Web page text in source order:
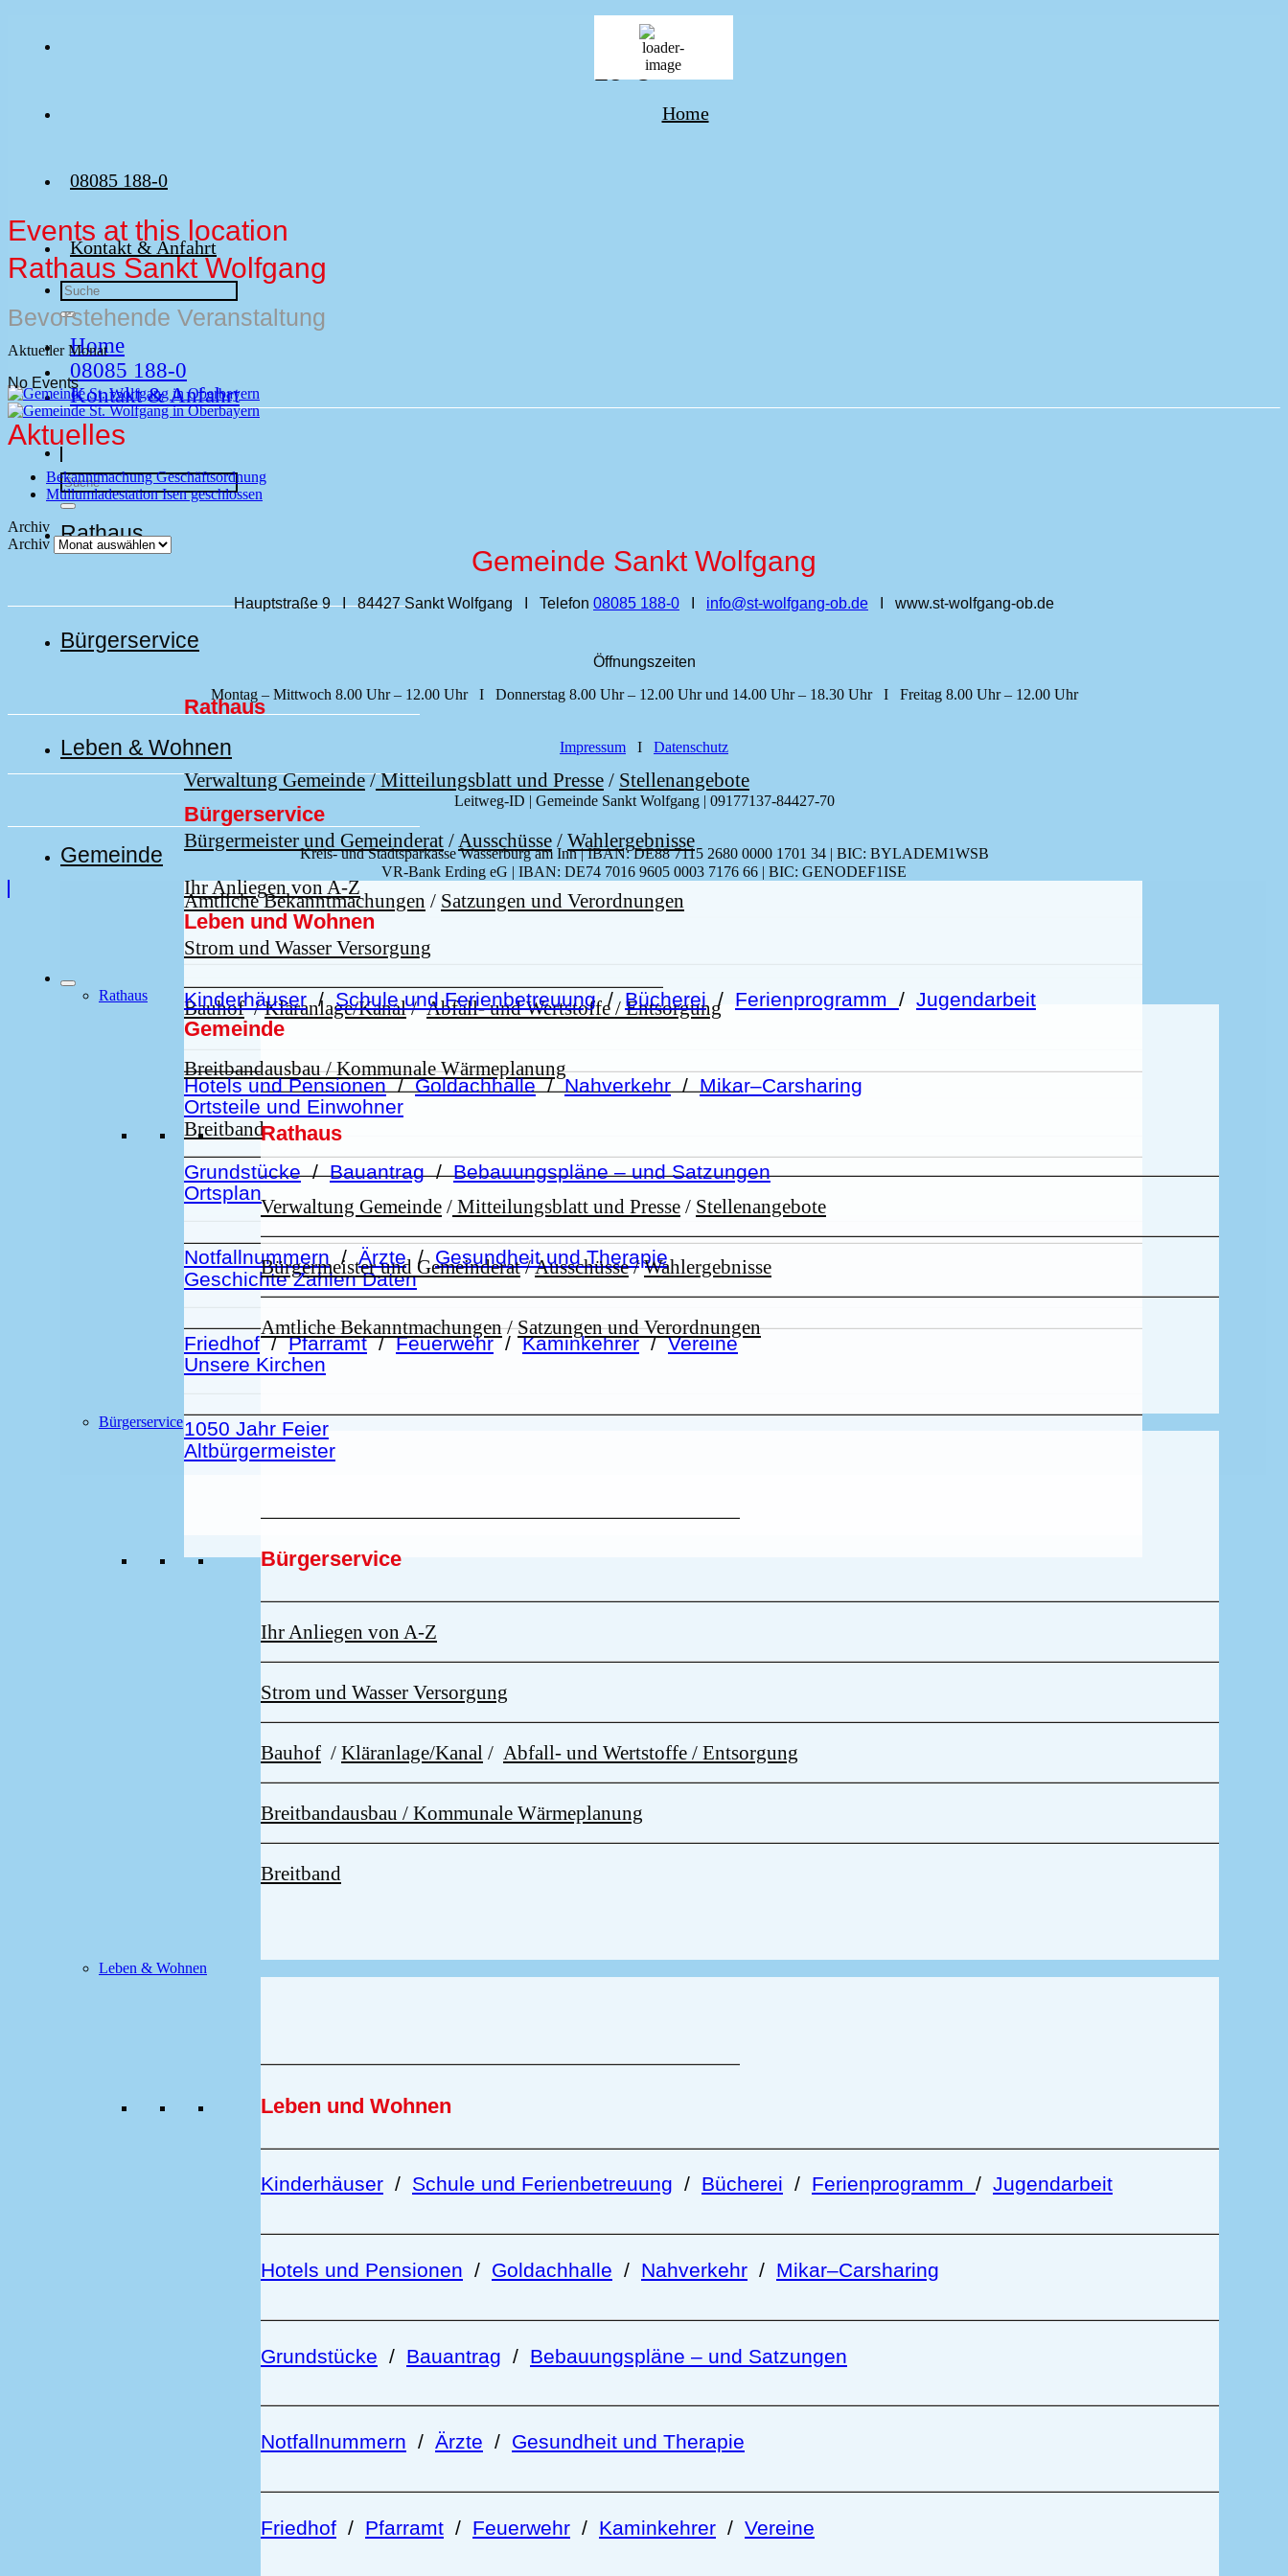
25°C
Home
08085 188-0
Kontakt & Anfahrt
Home
08085 188-0
Kontakt & Anfahrt
Rathaus
Rathaus
Verwaltung Gemeinde/Mitteilungsblatt und Presse / Stellenangebote
Bürgermeister und Gemeinderat / Ausschüsse / Wahlergebnisse
Amtliche Bekanntmachungen / Satzungen und Verordnungen
Bürgerservice
Bürgerservice
Ihr Anliegen von A-Z
Strom und Wasser Versorgung
Bauhof/Kläranlage/Kanal/Abfall- und Wertstoffe / Entsorgung
Breitbandausbau / Kommunale Wärmeplanung
Breitband
Leben & Wohnen
Leben und Wohnen
Kinderhäuser / Schule und Ferienbetreuung/ Bücherei / Ferienprogramm / Jugendarbeit
Hotels und Pensionen/Goldachhalle/Nahverkehr/Mikar–Carsharing
Grundstücke/Bauantrag/Bebauungspläne – und Satzungen
Notfallnummern /Ärzte/ Gesundheit und Therapie
Friedhof/Pfarramt/Feuerwehr/Kaminkehrer/Vereine
1050 Jahr Feier
Gemeinde
Gemeinde
Ortsteile und Einwohner
Ortsplan
Geschichte Zahlen Daten
Unsere Kirchen
Altbürgermeister
Rathaus
Rathaus
Verwaltung Gemeinde / Mitteilungsblatt und Presse / Stellenangebote
Bürgermeister und Gemeinderat/Ausschüsse/Wahlergebnisse
Amtliche Bekanntmachungen/Satzungen und Verordnungen
Bürgerservice
Bürgerservice
Ihr Anliegen von A-Z
Strom und Wasser Versorgung
Bauhof / Kläranlage/Kanal / Abfall- und Wertstoffe / Entsorgung
Breitbandausbau / Kommunale Wärmeplanung
Breitband
Leben & Wohnen
Leben und Wohnen
Kinderhäuser / Schule und Ferienbetreuung / Bücherei / Ferienprogramm / Jugendarbeit
Hotels und Pensionen / Goldachhalle / Nahverkehr / Mikar–Carsharing
Grundstücke / Bauantrag / Bebauungspläne – und Satzungen
Notfallnummern / Ärzte / Gesundheit und Therapie
Friedhof / Pfarramt / Feuerwehr / Kaminkehrer / Vereine
Events at this location
Rathaus Sankt Wolfgang
Bevorstehende Veranstaltung
Aktueller Monat
No Events
Aktuelles
Bekanntmachung Geschäftsordnung
Müllumladestation Isen geschlossen
Archiv
Archiv
Gemeinde Sankt Wolfgang
Hauptstraße 9 I 84427 Sankt Wolfgang I Telefon 08085 188‑0 info@st‑wolfgang‑ob.de I www.st‑wolfgang‑ob.de
Öffnungszeiten
Montag – Mittwoch 8.00 Uhr – 12.00 Uhr I Donnerstag 8.00 Uhr – 12.00 Uhr und 14.00 Uhr – 18.30 Uhr I Freitag 8.00 Uhr – 12.00 Uhr
Impressum I Datenschutz
Leitweg-ID | Gemeinde Sankt Wolfgang | 09177137-84427-70
Kreis- und Stadtsparkasse Wasserburg am Inn | IBAN: DE88 7115 2680 0000 1701 34 | BIC: BYLADEM1WSB
VR-Bank Erding eG | IBAN: DE74 7016 9605 0003 7176 66 | BIC: GENODEF1ISE